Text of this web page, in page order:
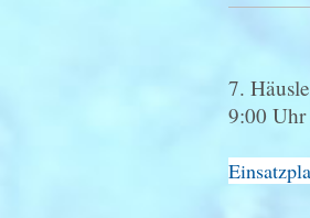
7.
9:00 Uhr